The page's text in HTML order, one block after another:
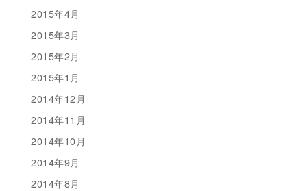
2015年4月
2015年3月
2015年2月
2015年1月
2014年12月
2014年11月
2014年10月
2014年9月
2014年8月